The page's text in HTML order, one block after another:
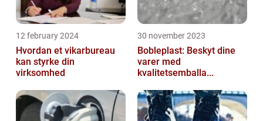
12 february 2024
Hvordan et vikarbureau
kan styrke din
virksomhed
30 november 2023
Bobleplast: Beskyt dine
varer med
kvalitetsemballa...